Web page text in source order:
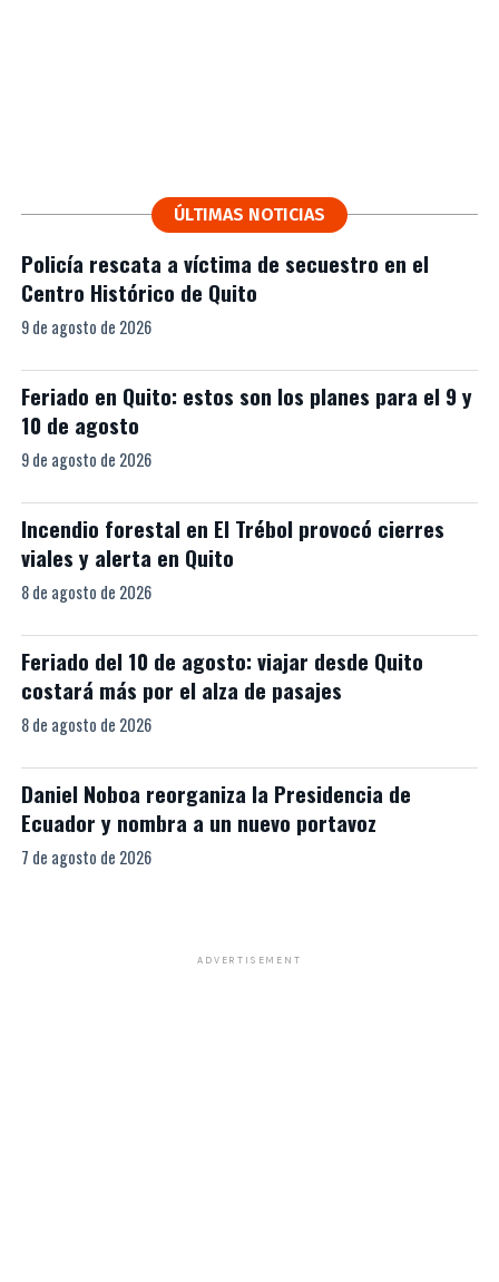
ÚLTIMAS NOTICIAS
Policía rescata a víctima de secuestro en el
Centro Histórico de Quito
9 de agosto de 2026
Feriado en Quito: estos son los planes para el 9 y
10 de agosto
9 de agosto de 2026
Incendio forestal en El Trébol provocó cierres
viales y alerta en Quito
8 de agosto de 2026
Feriado del 10 de agosto: viajar desde Quito
costará más por el alza de pasajes
8 de agosto de 2026
Daniel Noboa reorganiza la Presidencia de
Ecuador y nombra a un nuevo portavoz
7 de agosto de 2026
ADVERTISEMENT